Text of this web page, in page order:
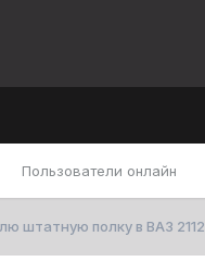
Пользователи онлайн
штатную полку в ВАЗ 2112